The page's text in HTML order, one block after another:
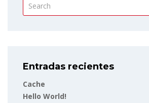
Entradas recientes
Cache
Hello World!